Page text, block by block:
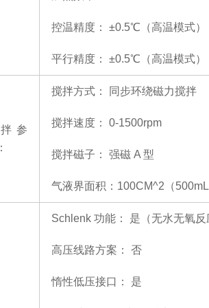
控温精度： ±0.5℃（高温模式）
平行精度： ±0.5℃（高温模式）
参
搅拌方式： 同步环绕磁力搅拌
搅拌速度： 0-1500rpm
搅拌磁子： 强磁 A 型
气液界面积： 100CM^2（
Schlenk 功能： 是（无水无氧反
高压线路方案： 否
惰性低压接口： 是